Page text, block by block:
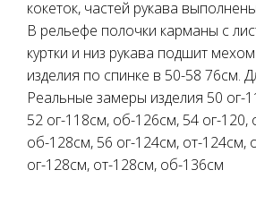
кокеток, частей рукава
В рельефе полочки карманы с
куртки и низ рукава подшит
изделия по спинке в 50-58 76см.
Реальные замеры изделия 50 ог-
52 ог-118см, об-126см, 54 ог-120,
об-128см, 56 ог-124см, от-124см,
ог-128см, от-128см, об-136см